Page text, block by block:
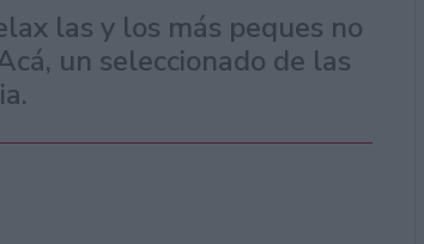
las y los más peques no
un seleccionado de las